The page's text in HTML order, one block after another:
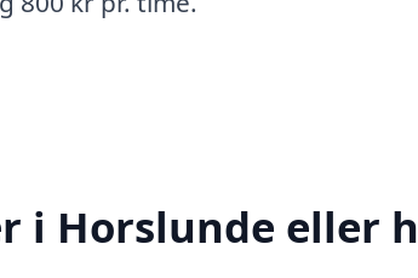
i Horslunde eller